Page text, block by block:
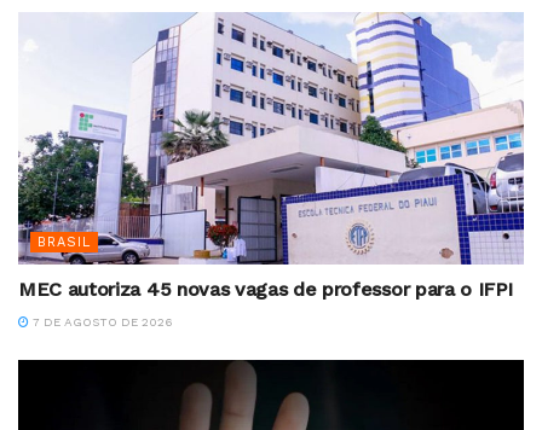
BRASIL
MEC autoriza 45 novas vagas de professor para o IFPI
7 DE AGOSTO DE 2026